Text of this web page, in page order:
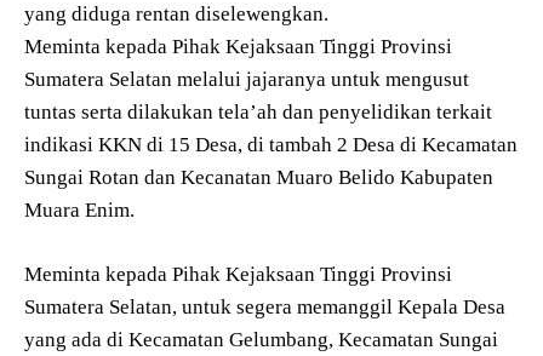
yang diduga rentan diselewengkan.
Meminta kepada Pihak Kejaksaan Tinggi Provinsi
Sumatera Selatan melalui jajaranya untuk mengusut
tuntas serta dilakukan tela’ah dan penyelidikan terkait
indikasi KKN di 15 Desa, di tambah 2 Desa di Kecamatan
Sungai Rotan dan Kecanatan Muaro Belido Kabupaten
Muara Enim.
Meminta kepada Pihak Kejaksaan Tinggi Provinsi
Sumatera Selatan, untuk segera memanggil Kepala Desa
yang ada di Kecamatan Gelumbang, Kecamatan Sungai